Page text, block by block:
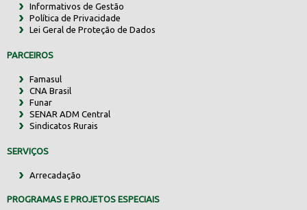
Informativos de Gestão
Política de Privacidade
Lei Geral de Proteção de Dados
PARCEIROS
Famasul
CNA Brasil
Funar
SENAR ADM Central
Sindicatos Rurais
SERVIÇOS
Arrecadação
PROGRAMAS E PROJETOS ESPECIAIS